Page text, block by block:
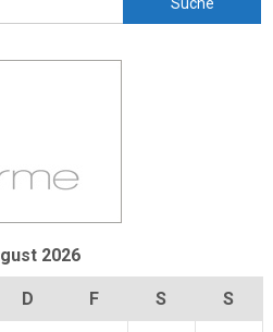
2026
D F S
S